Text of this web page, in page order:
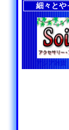
細々とや
アジア雑貨